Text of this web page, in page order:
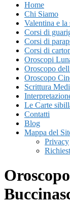
Home
Chi Siamo
Valentina e la
Corsi di
Corsi di
Corsi di
Oroscopi
Oroscopo
Oroscopo
Scrittura
Le Carte
Contatti
Blog
Mappa del
Privacy